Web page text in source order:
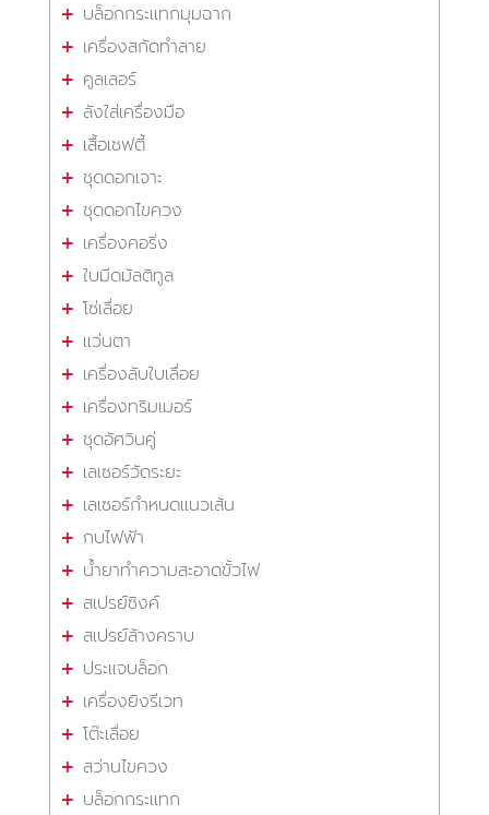
บล็อกกระแทกมุมฉาก
เครื่องสกัดทำลาย
คูลเลอร์
ลังใส่เครื่องมือ
เสื้อเซฟตี้
ชุดดอกเจาะ
ชุดดอกไขควง
เครื่องคอริ่ง
ใบมีดมัลติทูล
โซ่เลื่อย
แว่นตา
เครื่องลับใบเลื่อย
เครื่องทริมเมอร์
ชุดอัศวินคู่
เลเซอร์วัดระยะ
เลเซอร์กำหนดแนวเส้น
กบไฟฟ้า
น้ำยาทำความสะอาดขั้วไฟ
สเปรย์ซิงค์
สเปรย์ล้างคราบ
ประแจบล็อก
เครื่องยิงรีเวท
โต๊ะเลื่อย
สว่านไขควง
บล็อกกระแทก